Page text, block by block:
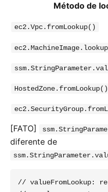
Método de
ec2.Vpc.fromLookup()
HostedZone.fromLookup()
[FATO]
diferente de
// valueFromLookup: